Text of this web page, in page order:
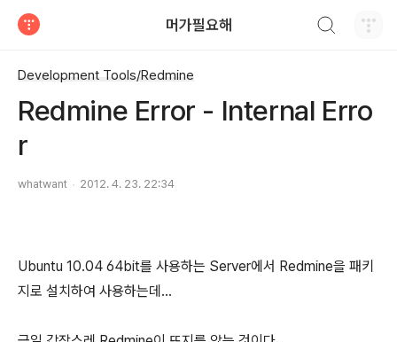
머가필요해
Development Tools/Redmine
Redmine Error - Internal Erro
r
whatwant 2012. 4. 23. 22:34
Ubuntu 10.04 64bit를 사용하는 Server에서 Redmine을 패키
지로 설치하여 사용하는데...